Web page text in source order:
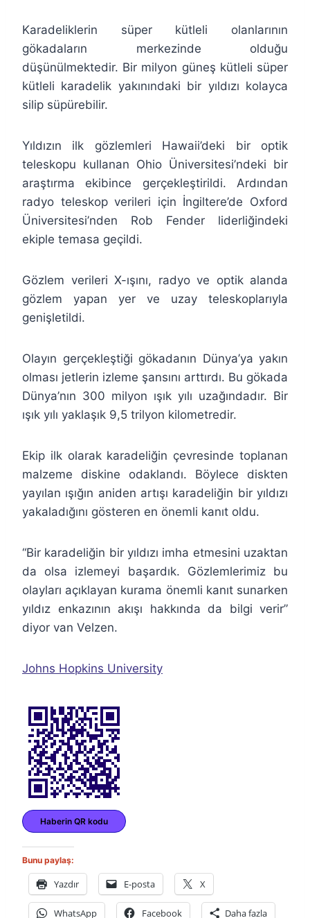
Karadeliklerin süper kütleli olanlarının
gökadaların merkezinde olduğu
düşünülmektedir. Bir milyon güneş kütleli süper
kütleli karadelik yakınındaki bir yıldızı kolayca
silip süpürebilir.
Yıldızın ilk gözlemleri Hawaii’deki bir optik
teleskopu kullanan Ohio Üniversitesi’ndeki bir
araştırma ekibince gerçekleştirildi. Ardından
radyo teleskop verileri için İngiltere’de Oxford
Üniversitesi’nden Rob Fender liderliğindeki
ekiple temasa geçildi.
Gözlem verileri X-ışını, radyo ve optik alanda
gözlem yapan yer ve uzay teleskoplarıyla
genişletildi.
Olayın gerçekleştiği gökadanın Dünya’ya yakın
olması jetlerin izleme şansını arttırdı. Bu gökada
Dünya’nın 300 milyon ışık yılı uzağındadır. Bir
ışık yılı yaklaşık 9,5 trilyon kilometredir.
Ekip ilk olarak karadeliğin çevresinde toplanan
malzeme diskine odaklandı. Böylece diskten
yayılan ışığın aniden artışı karadeliğin bir yıldızı
yakaladığını gösteren en önemli kanıt oldu.
“Bir karadeliğin bir yıldızı imha etmesini uzaktan
da olsa izlemeyi başardık. Gözlemlerimiz bu
olayları açıklayan kurama önemli kanıt sunarken
yıldız enkazının akışı hakkında da bilgi verir”
diyor van Velzen.
Johns Hopkins University
Haberin QR kodu
Bunu paylaş:
Yazdır E-posta X
WhatsApp Facebook Daha fazla